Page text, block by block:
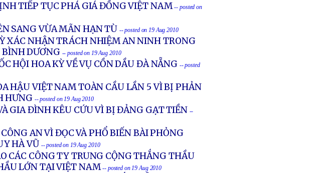
TIẾP TỤC PHÁ GIÁ ĐỒNG VIỆT NAM -- posted on
SANG VỪA MÃN HẠN TÙ -- posted on 19 Aug 2010
XÁC NHẬN TRÁCH NHIỆM AN NINH TRONG
DƯƠNG -- posted on 19 Aug 2010
HỘI HOA KỲ VỀ VỤ CỒN DẦU ĐÀ NẴNG -- posted
HẬU VIỆT NAM TOÀN CẦU LẦN 5 VÌ BỊ PHẢN
HƯNG -- posted on 19 Aug 2010
GIA ĐÌNH KÊU CỨU VÌ BỊ ĐẢNG GẠT TIỀN --
AN VÌ ĐỌC VÀ PHỔ BIẾN BÀI PHỎNG
HÀ VŨ -- posted on 19 Aug 2010
CÁC CÔNG TY TRUNG CỘNG THẮNG THẦU
LỚN TẠI VIỆT NAM-- posted on 19 Aug 2010